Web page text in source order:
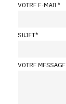
VOTRE E-MAIL*
SUJET*
VOTRE MESSAGE